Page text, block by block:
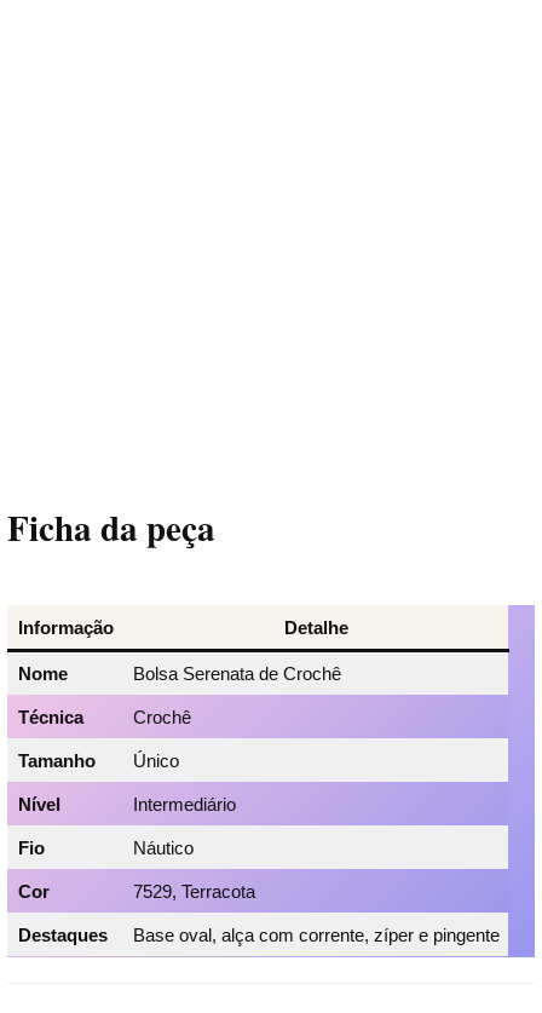
Ficha da peça
Informação Detalhe
Nome Bolsa Serenata de Crochê
Técnica Crochê
Tamanho Único
Nível Intermediário
Fio Náutico
Cor 7529, Terracota
Destaques Base oval, alça com corrente, zíper e pingente